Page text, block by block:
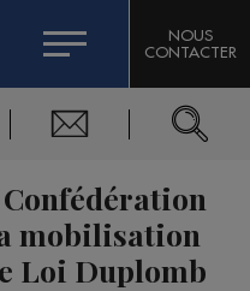
L'EXPERT
SKIABLES
BLANC
NOUS
CONTACTER
mobilisation
Loi Duplomb